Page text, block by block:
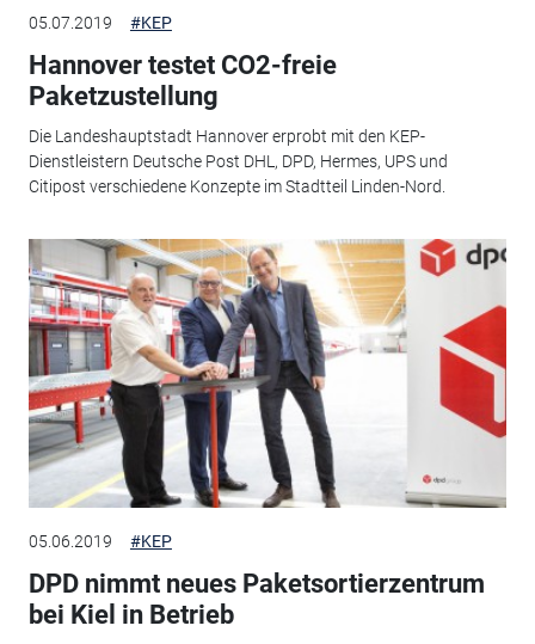
05.07.2019 #KEP
Hannover testet CO2-freie
Paketzustellung
Die Landeshauptstadt Hannover erprobt mit den KEP-
Dienstleistern Deutsche Post DHL, DPD, Hermes, UPS und
Citipost verschiedene Konzepte im Stadtteil Linden-Nord.
05.06.2019 #KEP
DPD nimmt neues Paketsortierzentrum
bei Kiel in Betrieb